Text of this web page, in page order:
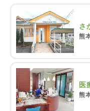
さ
熊
医
熊